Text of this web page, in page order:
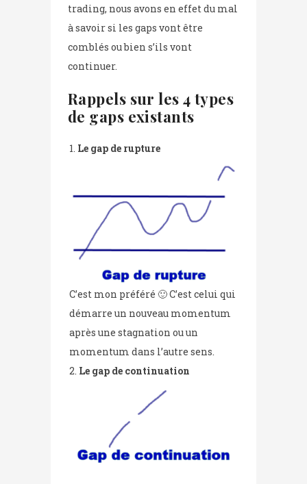
trading, nous avons en effet du mal
à savoir si les gaps vont être
comblés ou bien s’ils vont
continuer.
Rappels sur les 4 types
de gaps existants
Le gap de rupture
C’est mon préféré 🙂 C’est celui qui
démarre un nouveau momentum
après une stagnation ou un
momentum dans l’autre sens.
Le gap de continuation